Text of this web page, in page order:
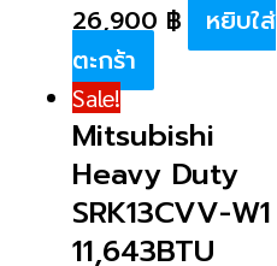
26,900 ฿
หยิบใส่
ตะกร้า
Sale!
Mitsubishi
Heavy Duty
SRK13CVV-W1
11,643BTU